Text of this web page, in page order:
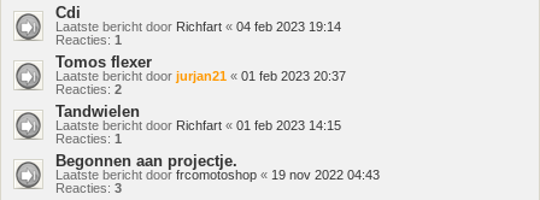
Cdi
Laatste bericht door Richfart « 04 feb 2023 19:14
Reacties: 1
Tomos flexer
Laatste bericht door jurjan21 « 01 feb 2023 20:37
Reacties: 2
Tandwielen
Laatste bericht door Richfart « 01 feb 2023 14:15
Reacties: 1
Begonnen aan projectje.
Laatste bericht door frcomotoshop « 19 nov 2022 04:43
Reacties: 3